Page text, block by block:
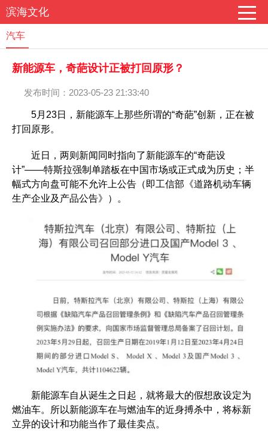
滨海文化
汽车
新能源车，奇葩设计正被打回原形？
发布时间：2023-05-23 21:33:40
5月23日，新能源车上那些所谓的“奇葩”创新，正在被
打回原形。
近日，两则新闻同时指向了新能源车的“奇葩设
计”——特斯拉强制单踏板在中国市场或正式成为历史；半
幅式方向盘可能不允许上公告（即工信部《道路机动车辆
生产企业及产品公告》）。
新能源车自从诞生之日起，就将最大的假想敌设定为
燃油车。所以新能源车在与燃油车的近身搏杀中，将标新
立异的设计和功能当作了最佳卖点。